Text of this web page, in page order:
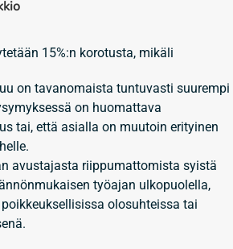
15%:n korotusta, mikäli
on tavanomaista tuntuvasti suurempi
on huomattava
tai, että asialla on muutoin erityinen
avustajasta riippumattomista syistä
työajan ulkopuolella,
olosuhteissa tai